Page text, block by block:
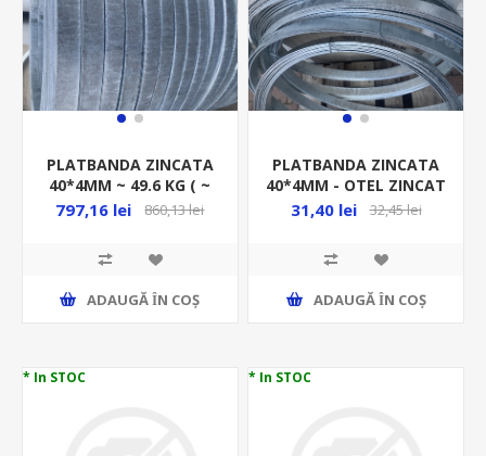
PLATBANDA ZINCATA
40*4MM ~ 49.6 KG ( ~
38M) / ROLA
797,16 lei 860,13 lei
ADAUGĂ ȊN COŞ
PLATBANDA ZINCATA
40*4MM - OTEL ZINCAT
- LA METRU -
31,40 lei 32,45 lei
ADAUGĂ ȊN COŞ
* In STOC * In STOC